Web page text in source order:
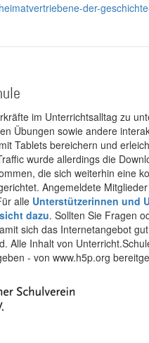
der-
im Unterrichtsalltag zu
Übungen sowie andere
Tablets bereichern und
wurde allerdings die
die sich weiterhin eine
Angemeldete
alle Unterstützerinnen und
dazu. Sollten Sie Fragen
sich das Internetangebot
Alle Inhalt von
- von www.h5p.org